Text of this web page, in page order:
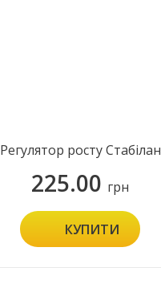
Регулятор росту Стабілан
225.00 грн
КУПИТИ